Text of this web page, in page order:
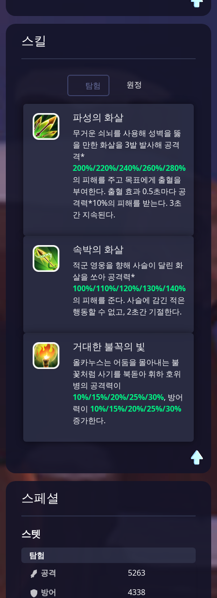
스킬
탐험 원정
파성의 화살
무거운 쇠뇌를 사용해 성벽을 뚫
을 만한 화살을 3발 발사해 공격
격*
200%/220%/240%/260%/280%
의 피해를 주고 목표에게 출혈을
부여한다. 출혈 효과 0.5초마다 공
격력*10%의 피해를 받는다. 3초
간 지속된다.
속박의 화살
적군 영웅을 향해 사슬이 달린 화
살을 쏘아 공격력*
100%/110%/120%/130%/140%
의 피해를 준다. 사슬에 감긴 적은
행동할 수 없고, 2초간 기절한다.
거대한 불꼭의 빛
올카누스는 어둠을 몰아내는 불
꽃처럼 사기를 북돋아 휘하 호위
병의 공격력이
10%/15%/20%/25%/30%, 방어
력이 10%/15%/20%/25%/30%
증가한다.
스페셜
스텟
탐험
공격
5263
방어
4338